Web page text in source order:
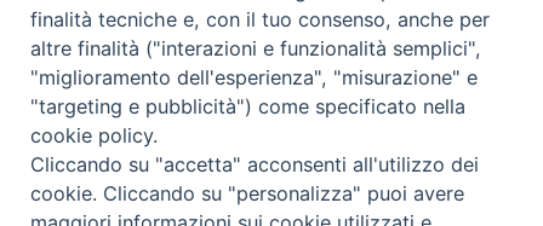
marketing@nuovodialogo.com
tel: 0994525780
tel 2:
Newsletter
finalità tecniche e, con il tuo consenso, anche per
altre finalità ("interazioni e funzionalità semplici",
"miglioramento dell'esperienza", "misurazione" e
"targeting e pubblicità") come specificato nella
cookie policy.
Cliccando su "accetta" acconsenti all'utilizzo dei
cookie. Cliccando su "personalizza" puoi avere